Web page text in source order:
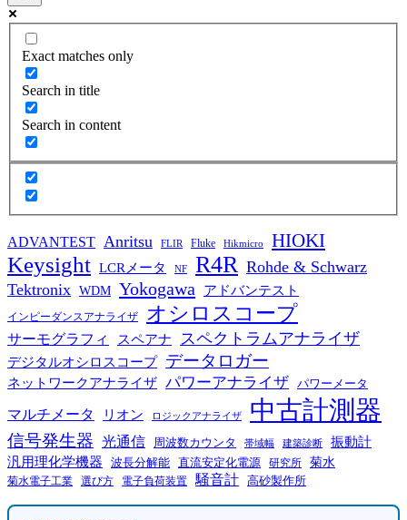
Exact matches only
Search in title
Search in content
ADVANTEST Anritsu FLIR Fluke Hikmicro HIOKI
Keysight LCRメータ NF R4R Rohde & Schwarz
Tektronix WDM Yokogawa アドバンテスト
インピーダンスアナライザ オシロスコープ
サーモグラフィ スペアナ スペクトラムアナライザ
デジタルオシロスコープ データロガー
ネットワークアナライザ パワーアナライザ パワーメータ
マルチメータ リオン ロジックアナライザ 中古計測器
信号発生器 光通信 周波数カウンタ 帯域幅 建築診断
振動計
汎用理化学機器
波長分解能 直流安定化電源 研究所 菊水
菊水電子工業 選び方 電子負荷装置 騒音計 高砂製作所